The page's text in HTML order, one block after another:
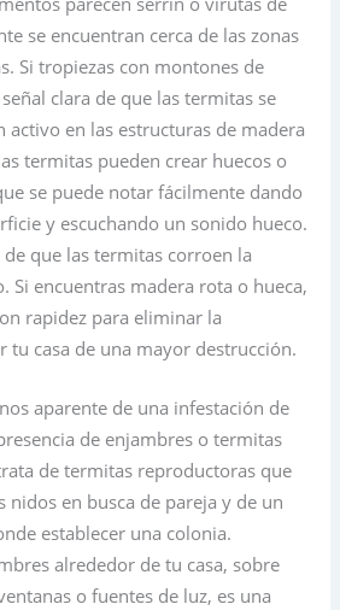
se encuentran cerca de las zonas
Si tropiezas con montones de
clara de que las termitas se
activo en las estructuras de madera
termitas pueden crear huecos o
se puede notar fácilmente dando
y escuchando un sonido hueco.
de que las termitas corroen la
Si encuentras madera rota o hueca,
rapidez para eliminar la
tu casa de una mayor destrucción.
aparente de una infestación de
de enjambres o termitas
de termitas reproductoras que
nidos en busca de pareja y de un
establecer una colonia.
alrededor de tu casa, sobre
o fuentes de luz, es una